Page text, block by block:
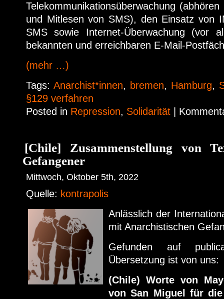
Telekommunikationsüberwachung
und Mitlesen von SMS), den Einsatz von
SMS sowie Internet-Überwachung (vor
bekannten und erreichbaren E-Mail-
(mehr …)
Tags: Anarchist*innen, bremen, Hamburg,
§129 verfahren
Posted in Repression, Solidarität
[Chile] Zusammenstellung von
Gefangener
Mittwoch, Oktober 5th, 2022
Quelle: kontrapolis
Anlässlich der
mit Anarchistischen
Gefunden auf
Übersetzung ist von uns:
(Chile) Worte von
von San Miguel für